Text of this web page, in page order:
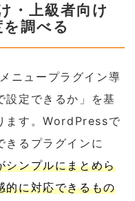
・上級者向け
調べる
ニュープラグイン導
設定できるか」を基
ます。WordPressで
きるプラグインに
シンプルにまとめら
的に対応できるもの